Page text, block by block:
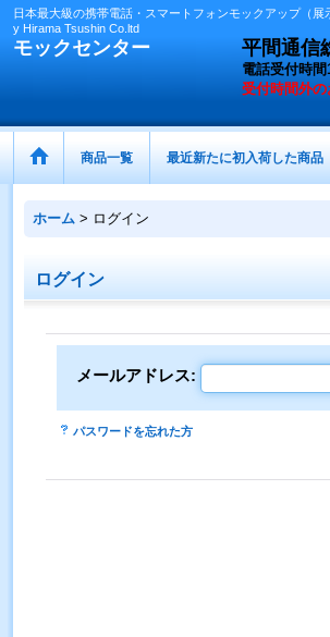
日本最大級の携帯電話・スマートフォンモックアップ
y Hirama Tsushin Co.ltd
モックセンター 平間通信
電話受付時
受付時間外の
商品一覧 最近新たに初入荷した商品
ホーム > ログイン
ログイン
メールアドレス:
パスワードを忘れた方